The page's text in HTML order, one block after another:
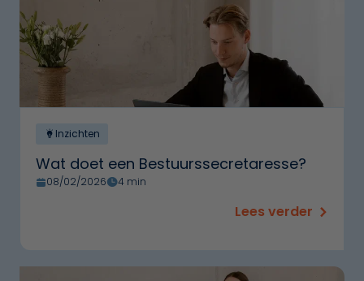
Inzichten
Wat doet een Bestuurssecretaresse?
08/02/2026 4 min
Lees verder